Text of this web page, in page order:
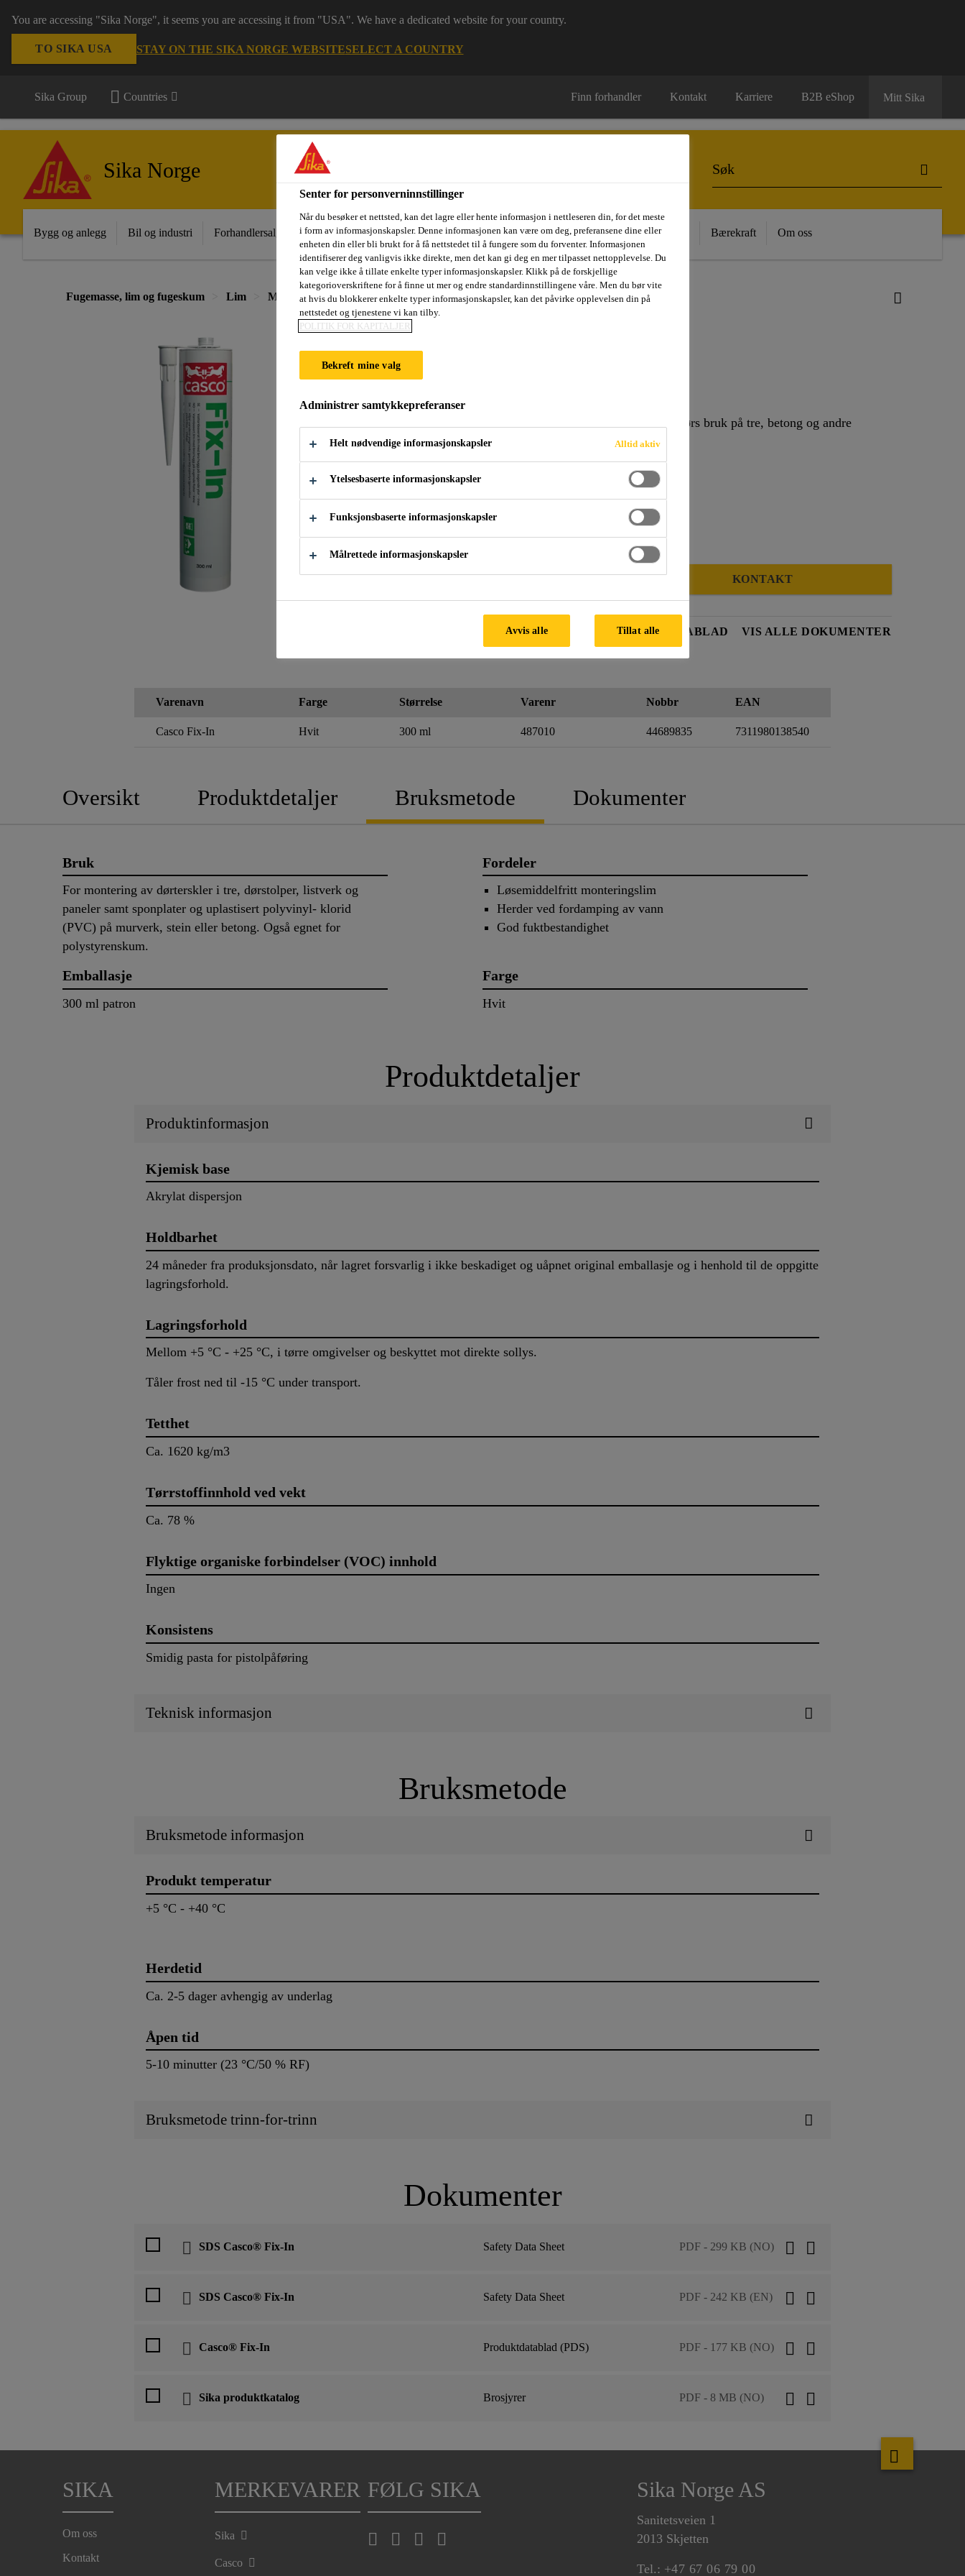
You are accessing "Sika Norge", it seems you are accessing it from "USA". We have a dedicated website for your country.
TO SIKA USA STAY ON THE SIKA NORGE WEBSITESELECT A COUNTRY
Sika Group Countries Finn forhandler Kontakt Karriere B2B eShop Mitt Sika
Sika Norge
Bygg og anlegg Bil og industri Forhandlersalg Prosjektområder Dokumentasjon Referanseprosjekter Kurs og Kunnskap Bærekraft Om oss
Fugemasse, lim og fugeskum Lim Monteringslim Casco® Fix-In
Casco® Fix-In
Vannbasert monteringslim med meget bra våthugg, for innendørs bruk på tre, betong og andre
absorberende materialer.
Løsemiddelfritt monteringslim
Herder ved fordamping av vann
KONTAKT
PRODUKTDATABLAD SIKKERHETSDATABLAD VIS ALLE DOKUMENTER
Varenavn Farge Størrelse Varenr Nobbr EAN
Casco Fix-In Hvit 300 ml 487010 44689835 7311980138540
Oversikt Produktdetaljer Bruksmetode Dokumenter
Bruk
For montering av dørterskler i tre, dørstolper, listverk og
paneler samt sponplater og uplastisert polyvinyl- klorid
(PVC) på murverk, stein eller betong. Også egnet for
polystyrenskum.
Fordeler
Løsemiddelfritt monteringslim
Herder ved fordamping av vann
God fuktbestandighet
Emballasje
300 ml patron
Farge
Hvit
Produktdetaljer
Produktinformasjon
Kjemisk base
Akrylat dispersjon
Holdbarhet
24 måneder fra produksjonsdato, når lagret forsvarlig i ikke beskadiget og uåpnet original emballasje og i henhold til de oppgitte
lagringsforhold.
Lagringsforhold
Mellom +5 °C - +25 °C, i tørre omgivelser og beskyttet mot direkte sollys.
Tåler frost ned til -15 °C under transport.
Tetthet
Ca. 1620 kg/m3
Tørrstoffinnhold ved vekt
Ca. 78 %
Flyktige organiske forbindelser (VOC) innhold
Ingen
Konsistens
Smidig pasta for pistolpåføring
Teknisk informasjon
Bruksmetode
Bruksmetode informasjon
Produkt temperatur
+5 °C - +40 °C
Herdetid
Ca. 2-5 dager avhengig av underlag
Åpen tid
5-10 minutter (23 °C/50 % RF)
Bruksmetode trinn-for-trinn
Dokumenter
SDS Casco® Fix-In Safety Data Sheet PDF - 299 KB (NO)
SDS Casco® Fix-In Safety Data Sheet PDF - 242 KB (EN)
Casco® Fix-In Produktdatablad (PDS) PDF - 177 KB (NO)
Sika produktkatalog Brosjyrer PDF - 8 MB (NO)
SIKA
Om oss
Kontakt
MERKEVARER
Sika
Casco
FØLG SIKA Sika Norge AS
Sanitetsveien 1
2013 Skjetten
Tel.: +47 67 06 79 00
Senter for personverninnstillinger
Når du besøker et nettsted, kan det lagre eller hente informasjon i nettleseren din, for det meste
i form av informasjonskapsler. Denne informasjonen kan være om deg, preferansene dine eller
enheten din eller bli brukt for å få nettstedet til å fungere som du forventer. Informasjonen
identifiserer deg vanligvis ikke direkte, men det kan gi deg en mer tilpasset nettopplevelse. Du
kan velge ikke å tillate enkelte typer informasjonskapsler. Klikk på de forskjellige
kategorioverskriftene for å finne ut mer og endre standardinnstillingene våre. Men du bør vite
at hvis du blokkerer enkelte typer informasjonskapsler, kan det påvirke opplevelsen din på
nettstedet og tjenestene vi kan tilby.
POLITIK FOR KAPITALJER
Bekreft mine valg
Administrer samtykkepreferanser
Helt nødvendige informasjonskapsler Alltid aktiv
Ytelsesbaserte informasjonskapsler
Funksjonsbaserte informasjonskapsler
Målrettede informasjonskapsler
Avvis alle Tillat alle